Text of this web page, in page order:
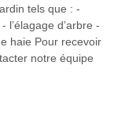
tels que : -
l’élagage d’arbre -
haie Pour recevoir
notre équipe